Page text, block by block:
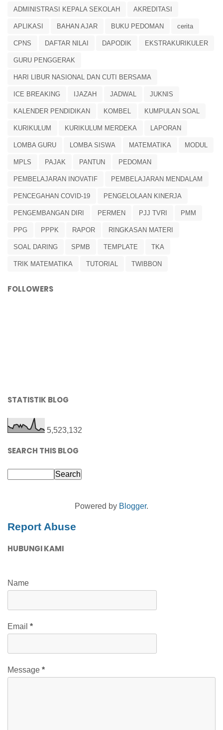
ADMINISTRASI KEPALA SEKOLAH AKREDITASI
APLIKASI BAHAN AJAR BUKU PEDOMAN cerita
CPNS DAFTAR NILAI DAPODIK EKSTRAKURIKULER
GURU PENGGERAK
HARI LIBUR NASIONAL DAN CUTI BERSAMA
ICE BREAKING IJAZAH JADWAL JUKNIS
KALENDER PENDIDIKAN KOMBEL KUMPULAN SOAL
KURIKULUM KURIKULUM MERDEKA LAPORAN
LOMBA GURU LOMBA SISWA MATEMATIKA MODUL
MPLS PAJAK PANTUN PEDOMAN
PEMBELAJARAN INOVATIF PEMBELAJARAN MENDALAM
PENCEGAHAN COVID-19 PENGELOLAAN KINERJA
PENGEMBANGAN DIRI PERMEN PJJ TVRI PMM
PPG PPPK RAPOR RINGKASAN MATERI
SOAL DARING SPMB TEMPLATE TKA
TRIK MATEMATIKA TUTORIAL TWIBBON
FOLLOWERS
STATISTIK BLOG
5,523,132
SEARCH THIS BLOG
Powered by Blogger.
Report Abuse
HUBUNGI KAMI
Name
Email *
Message *